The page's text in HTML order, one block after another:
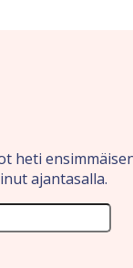
heti
ajantasalla.